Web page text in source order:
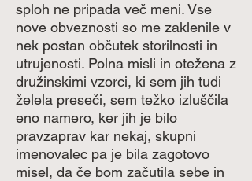
sploh ne pripada več meni. Vse
nove obveznosti so me zaklenile v
nek postan občutek storilnosti in
utrujenosti. Polna misli in otežena z
družinskimi vzorci, ki sem jih tudi
želela preseči, sem težko izluščila
eno namero, ker jih je bilo
pravzaprav kar nekaj, skupni
imenovalec pa je bila zagotovo
misel, da če bom začutila sebe in